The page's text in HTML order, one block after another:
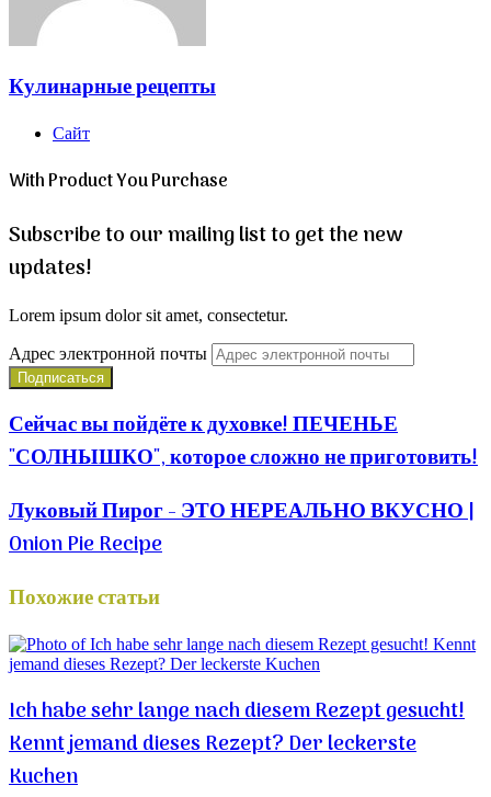
Кулинарные рецепты
Сайт
With Product You Purchase
Subscribe to our mailing list to get the new
updates!
Lorem ipsum dolor sit amet, consectetur.
Адрес электронной почты
Сейчас вы пойдёте к духовке! ПЕЧЕНЬЕ
"СОЛНЫШКО", которое сложно не приготовить!
Луковый Пирог - ЭТО НЕРЕАЛЬНО ВКУСНО |
Onion Pie Recipe
Похожие статьи
Ich habe sehr lange nach diesem Rezept gesucht!
Kennt jemand dieses Rezept? Der leckerste
Kuchen